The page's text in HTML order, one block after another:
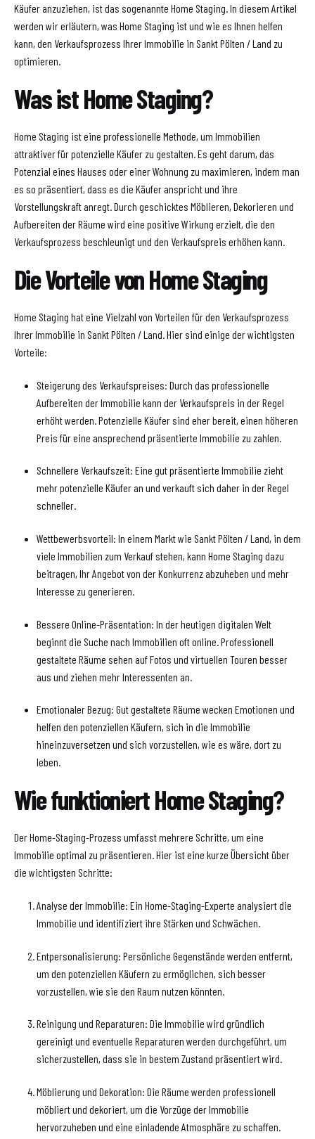
Käufer anzuziehen, ist das sogenannte Home Staging. In diesem Artikel
werden wir erläutern, was Home Staging ist und wie es Ihnen helfen
kann, den Verkaufsprozess Ihrer Immobilie in Sankt Pölten / Land zu
optimieren.
Was ist Home Staging?
Home Staging ist eine professionelle Methode, um Immobilien
attraktiver für potenzielle Käufer zu gestalten. Es geht darum, das
Potenzial eines Hauses oder einer Wohnung zu maximieren, indem man
es so präsentiert, dass es die Käufer anspricht und ihre
Vorstellungskraft anregt. Durch geschicktes Möblieren, Dekorieren und
Aufbereiten der Räume wird eine positive Wirkung erzielt, die den
Verkaufsprozess beschleunigt und den Verkaufspreis erhöhen kann.
Die Vorteile von Home Staging
Home Staging hat eine Vielzahl von Vorteilen für den Verkaufsprozess
Ihrer Immobilie in Sankt Pölten / Land. Hier sind einige der wichtigsten
Vorteile:
Steigerung des Verkaufspreises: Durch das professionelle
Aufbereiten der Immobilie kann der Verkaufspreis in der Regel
erhöht werden. Potenzielle Käufer sind eher bereit, einen höheren
Preis für eine ansprechend präsentierte Immobilie zu zahlen.
Schnellere Verkaufszeit: Eine gut präsentierte Immobilie zieht
mehr potenzielle Käufer an und verkauft sich daher in der Regel
schneller.
Wettbewerbsvorteil: In einem Markt wie Sankt Pölten / Land, in dem
viele Immobilien zum Verkauf stehen, kann Home Staging dazu
beitragen, Ihr Angebot von der Konkurrenz abzuheben und mehr
Interesse zu generieren.
Bessere Online-Präsentation: In der heutigen digitalen Welt
beginnt die Suche nach Immobilien oft online. Professionell
gestaltete Räume sehen auf Fotos und virtuellen Touren besser
aus und ziehen mehr Interessenten an.
Emotionaler Bezug: Gut gestaltete Räume wecken Emotionen und
helfen den potenziellen Käufern, sich in die Immobilie
hineinzuversetzen und sich vorzustellen, wie es wäre, dort zu
leben.
Wie funktioniert Home Staging?
Der Home-Staging-Prozess umfasst mehrere Schritte, um eine
Immobilie optimal zu präsentieren. Hier ist eine kurze Übersicht über
die wichtigsten Schritte:
Analyse der Immobilie: Ein Home-Staging-Experte analysiert die
Immobilie und identifiziert ihre Stärken und Schwächen.
Entpersonalisierung: Persönliche Gegenstände werden entfernt,
um den potenziellen Käufern zu ermöglichen, sich besser
vorzustellen, wie sie den Raum nutzen könnten.
Reinigung und Reparaturen: Die Immobilie wird gründlich
gereinigt und eventuelle Reparaturen werden durchgeführt, um
sicherzustellen, dass sie in bestem Zustand präsentiert wird.
Möblierung und Dekoration: Die Räume werden professionell
möbliert und dekoriert, um die Vorzüge der Immobilie
hervorzuheben und eine einladende Atmosphäre zu schaffen.